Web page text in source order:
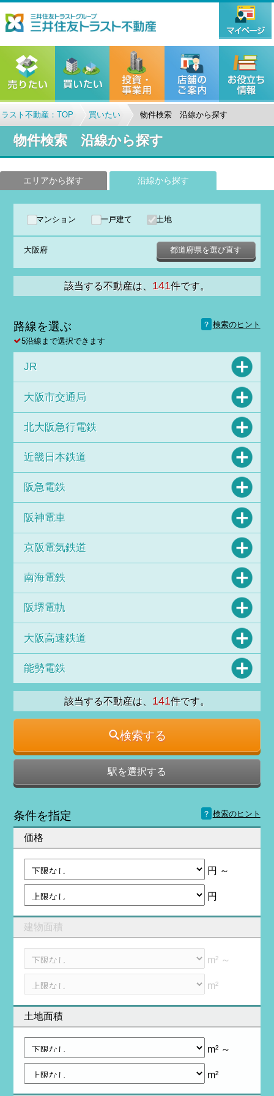
スト不動産：TOP 買いたい 物件検索 沿線から探す
物件検索 沿線から探す
エリアから探す 沿線から探す
マンション 一戸建て 土地
大阪府 都道府県を選び直す
該当する不動産は、 141件です。
路線を選ぶ ？ 検索のヒント
5沿線まで選択できます
JR
大阪市交通局
北大阪急行電鉄
近畿日本鉄道
阪急電鉄
阪神電車
京阪電気鉄道
南海電鉄
阪堺電軌
大阪高速鉄道
能勢電鉄
該当する不動産は、 141件です。
検索する
駅を選択する
条件を指定 ？ 検索のヒント
価格
円 ～
円
建物面積
m² ～
m²
土地面積
m² ～
m²